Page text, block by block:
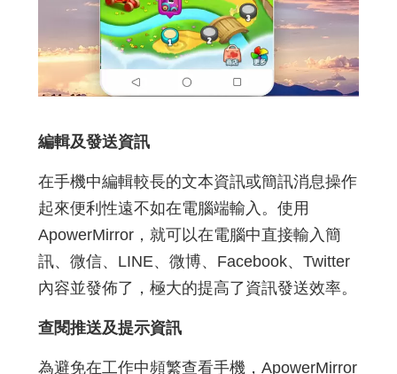
編輯及發送資訊
在手機中編輯較長的文本資訊或簡訊消息操作
起來便利性遠不如在電腦端輸入。使用
ApowerMirror，就可以在電腦中直接輸入簡
訊、微信、LINE、微博、Facebook、Twitter
內容並發佈了，極大的提高了資訊發送效率。
查閱推送及提示資訊
為避免在工作中頻繁查看手機，ApowerMirror